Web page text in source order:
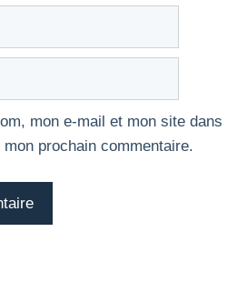
mon e-mail et mon site dans
prochain commentaire.